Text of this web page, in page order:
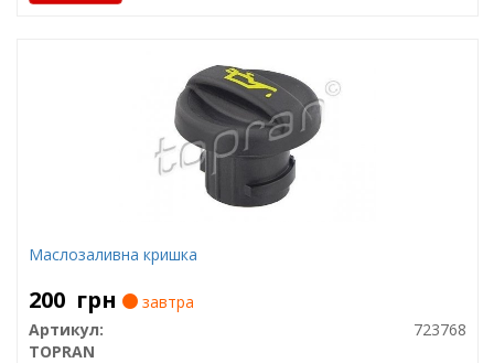
Маслозаливна кришка
200 грн
завтра
Артикул:
723768
TOPRAN